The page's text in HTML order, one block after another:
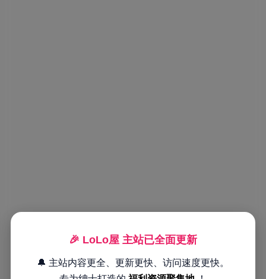
🎉 LoLo屋 主站已全面更新
🔔 主站内容更全、更新更快、访问速度更快。